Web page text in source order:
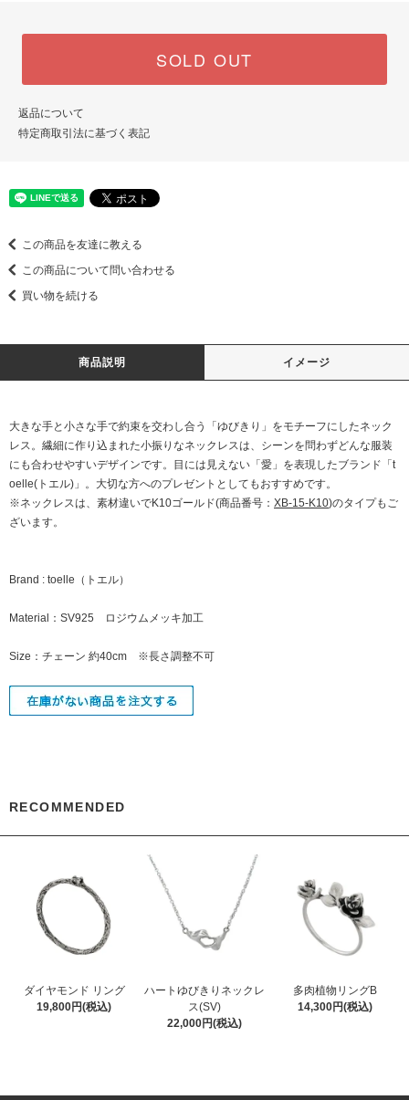
SOLD OUT
返品について
特定商取引法に基づく表記
この商品を友達に教える
この商品について問い合わせる
買い物を続ける
商品説明 イメージ
大きな手と小さな手で約束を交わし合う「ゆびきり」をモチーフにしたネック
レス。繊細に作り込まれた小振りなネックレスは、シーンを問わずどんな服装
にも合わせやすいデザインです。目には見えない「愛」を表現したブランド「t
oelle(トエル)」。大切な方へのプレゼントとしてもおすすめです。
※ネックレスは、素材違いでK10ゴールド(商品番号： XB-15-K10)のタイプもご
ざいます。
Brand : toelle（トエル）
Material：SV925 ロジウムメッキ加工
Size：チェーン 約40cm ※長さ調整不可
RECOMMENDED
ダイヤモンド リング
19,800円(税込)
ハートゆびきりネックレ
ス(SV)
22,000円(税込)
多肉植物リングB
14,300円(税込)